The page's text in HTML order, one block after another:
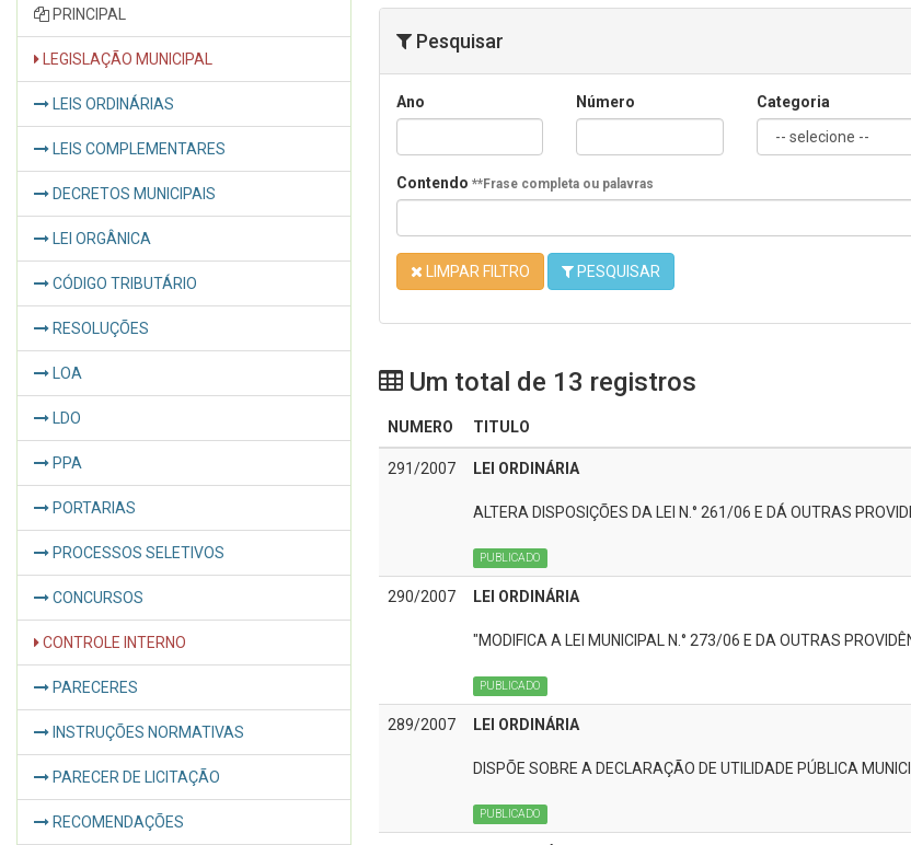
PRINCIPAL
LEGISLAÇÃO MUNICIPAL
LEIS ORDINÁRIAS
LEIS COMPLEMENTARES
DECRETOS MUNICIPAIS
LEI ORGÂNICA
CÓDIGO TRIBUTÁRIO
RESOLUÇÕES
LOA
LDO
PPA
PORTARIAS
PROCESSOS SELETIVOS
CONCURSOS
CONTROLE INTERNO
PARECERES
INSTRUÇÕES NORMATIVAS
PARECER DE LICITAÇÃO
RECOMENDAÇÕES
Pesquisar
Ano Número Categoria
Contendo **Frase completa ou palavras
LIMPAR FILTRO PESQUISAR
Um total de 13 registros
NUMERO TITULO
291/2007 LEI ORDINÁRIA
ALTERA DISPOSIÇÕES DA LEI N.° 261/06 E DÁ OUTRAS
PUBLICADO
290/2007 LEI ORDINÁRIA
"MODIFICA A LEI MUNICIPAL N.° 273/06 E DA OUTRAS
PUBLICADO
289/2007 LEI ORDINÁRIA
DISPÕE SOBRE A DECLARAÇÃO DE UTILIDADE PÚBLICA
PUBLICADO